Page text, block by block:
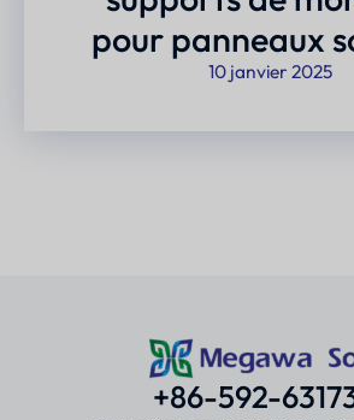
pour panneaux
10 janvier 2025
+86-592-